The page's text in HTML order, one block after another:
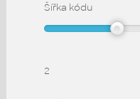
Šířka kódu
2